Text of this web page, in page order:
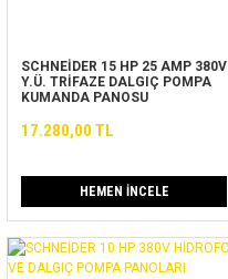
SCHNEİDER 15 HP 25 AMP 380V
Y.Ü. TRİFAZE DALGIÇ POMPA
KUMANDA PANOSU
17.280,00 TL
HEMEN İNCELE